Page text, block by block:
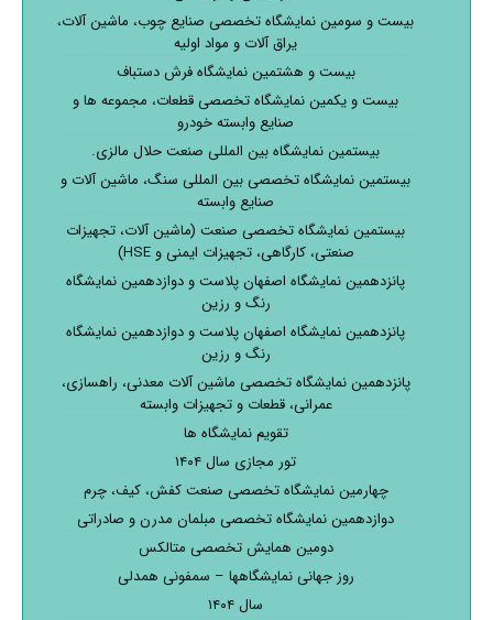
بیست و سومین نمایشگاه تخصصی صنایع چوب، ماشین آلات،
یراق آلات و مواد اولیه
بیست و هشتمین نمایشگاه فرش دستباف
بیست و یکمین نمایشگاه تخصصی قطعات، مجموعه ها و
صنایع وابسته خودرو
بیستمین نمایشگاه بین المللی صنعت حلال مالزی.
بیستمین نمایشگاه تخصصی بین المللی سنگ، ماشین آلات و
صنایع وابسته
بیستمین نمایشگاه تخصصی صنعت (ماشین آلات، تجهیزات
صنعتی، کارگاهی، تجهیزات ایمنی و HSE)
پانزدهمین نمایشگاه اصفهان پلاست و دوازدهمین نمایشگاه
رنگ و رزین
پانزدهمین نمایشگاه اصفهان پلاست و دوازدهمین نمایشگاه
رنگ و رزین
پانزدهمین نمایشگاه تخصصی ماشین آلات معدنی، راهسازی،
عمرانی، قطعات و تجهیزات وابسته
تقویم نمایشگاه ها
تور مجازی سال ۱۴۰۴
چهارمین نمایشگاه تخصصی صنعت کفش، کیف، چرم
دوازدهمین نمایشگاه تخصصی مبلمان مدرن و صادراتی
دومین همایش تخصصی متالکس
روز جهانی نمایشگاهها – سمفونی همدلی
سال ۱۴۰۴